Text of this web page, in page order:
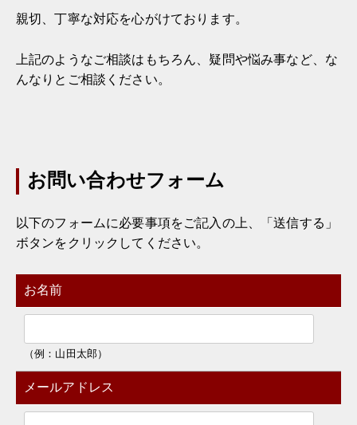
親切、丁寧な対応を心がけております。
上記のようなご相談はもちろん、疑問や悩み事など、な
んなりとご相談ください。
お問い合わせフォーム
以下のフォームに必要事項をご記入の上、「送信する」
ボタンをクリックしてください。
お名前
（例：山田太郎）
メールアドレス